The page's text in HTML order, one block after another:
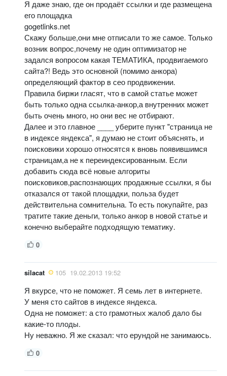
Я даже знаю, где он продаёт ссылки и где размещена
его площадка
gogetlinks.net
Скажу больше,они мне отписали то же самое. Только
возник вопрос,почему не один оптимизатор не
задался вопросом какая ТЕМАТИКА, продвигаемого
сайта?! Ведь это основной (помимо анкора)
определяющий фактор в сео продвижении.
Правила биржи гласят, что в самой статье может
быть только одна ссылка-анкор,а внутренних может
быть очень много, но они вес не отбирают.
Далее и это главное ____ уберите пункт "страница не
в индексе яндекса", я думаю не стоит объяснять, и
поисковики хорошо относятся к вновь появившимся
страницам,а не к переиндексированным. Если
добавить сюда всё новые алгориты
поисковиков,распознающих продажные ссылки, я бы
отказался от такой площадки, польза будет
действительна сомнительна. То есть покупайте, раз
тратите такие деньги, только анкор в новой статье и
конечно выберайте подходящую тематику.
0
silacat 105 19.02.2013 19:52
Я вкурсе, что не поможет. Я семь лет в интернете.
У меня сто сайтов в индексе яндекса.
Одна не поможет: а сто грамотных жалоб дало бы
какие-то плоды.
Ну неважно. Я же сказал: что ерундой не занимаюсь.
0